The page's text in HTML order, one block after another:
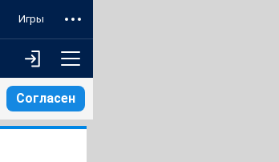
Игры
Согласен